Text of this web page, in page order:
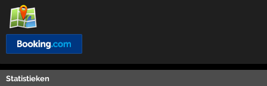
Statistieken